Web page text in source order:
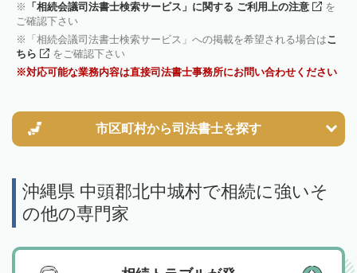
「相続会議司法書士検索サービス」に関する ご利用上の注意
を
ご確認下さい
「相続会議司法書士検索サービス」への掲載を希望される場合はこ
ちら
をご確認下さい
対応可能な業務内容は直接司法書士事務所にお問い合わせください
市区町村から司法書士を探す
沖縄県 中頭郡北中城村で相続に強いそ
の他の専門家